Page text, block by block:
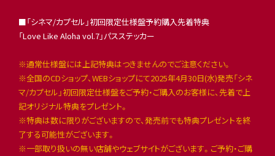
■「シネマ/カプセル」初回限定仕様盤予約購入先着特典
「Love Like Aloha vol.7」パスステッカー
※通常仕様盤には上記特典はつきませんのでご注意ください。
※全国のCDショップ、WEBショップにて2025年4月30日(水)発売「シネ
マ/カプセル」初回限定仕様盤をご予約・ご購入のお客様に、先着で上
記オリジナル特典をプレゼント。
※特典は数に限りがございますので、発売前でも特典プレゼントを終
了する可能性がございます。
※一部取り扱いの無い店舗やウェブサイトがございます。ご予約・ご購